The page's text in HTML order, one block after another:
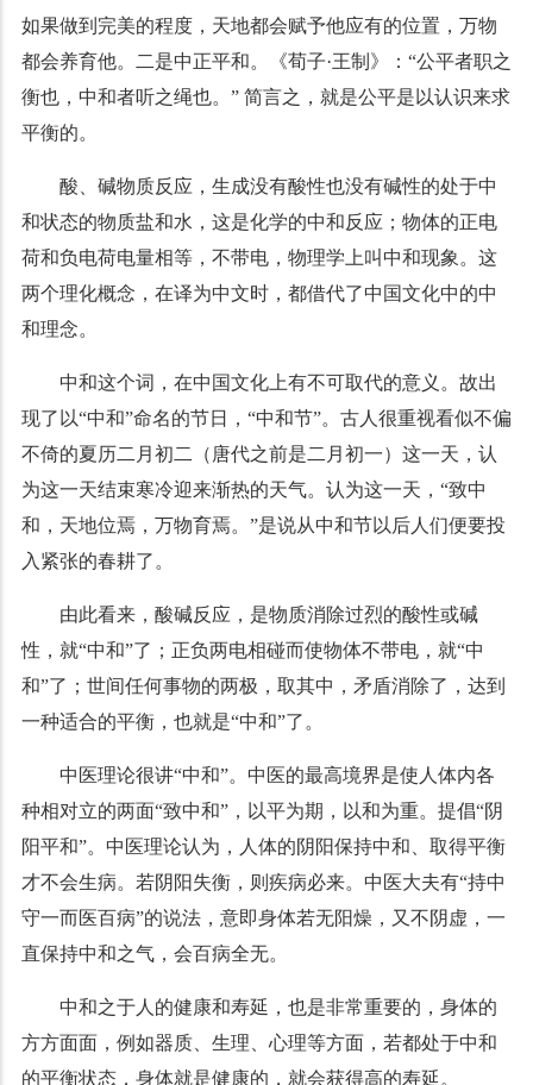
如果做到完美的程度，天地都会赋予他应有的位置，万物
都会养育他。二是中正平和。《荀子·王制》：“公平者职之
衡也，中和者听之绳也。” 简言之，就是公平是以认识来求
平衡的。
酸、碱物质反应，生成没有酸性也没有碱性的处于中
和状态的物质盐和水，这是化学的中和反应；物体的正电
荷和负电荷电量相等，不带电，物理学上叫中和现象。这
两个理化概念，在译为中文时，都借代了中国文化中的中
和理念。
中和这个词，在中国文化上有不可取代的意义。故出
现了以“中和”命名的节日，“中和节”。古人很重视看似不偏
不倚的夏历二月初二（唐代之前是二月初一）这一天，认
为这一天结束寒冷迎来渐热的天气。认为这一天，“致中
和，天地位焉，万物育焉。”是说从中和节以后人们便要投
入紧张的春耕了。
由此看来，酸碱反应，是物质消除过烈的酸性或碱
性，就“中和”了；正负两电相碰而使物体不带电，就“中
和”了；世间任何事物的两极，取其中，矛盾消除了，达到
一种适合的平衡，也就是“中和”了。
中医理论很讲“中和”。中医的最高境界是使人体内各
种相对立的两面“致中和”，以平为期，以和为重。提倡“阴
阳平和”。中医理论认为，人体的阴阳保持中和、取得平衡
才不会生病。若阴阳失衡，则疾病必来。中医大夫有“持中
守一而医百病”的说法，意即身体若无阳燥，又不阴虚，一
直保持中和之气，会百病全无。
中和之于人的健康和寿延，也是非常重要的，身体的
方方面面，例如器质、生理、心理等方面，若都处于中和
的平衡状态，身体就是健康的，就会获得高的寿延。